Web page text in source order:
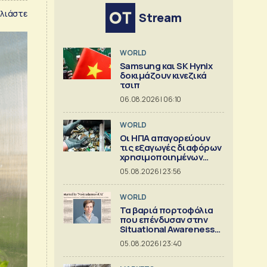
Stream
WORLD
Samsung και SK Hynix
δοκιμάζουν κινεζικά
τσιπ
06.08.2026 | 06:10
WORLD
Οι ΗΠΑ απαγορεύουν
τις εξαγωγές διαφόρων
χρησιμοποιημένων
κρίσιμων ορυκτών
05.08.2026 | 23:56
WORLD
Τα βαριά πορτοφόλια
που επένδυσαν στην
Situational Awareness
πριν καταρρεύσει
05.08.2026 | 23:40